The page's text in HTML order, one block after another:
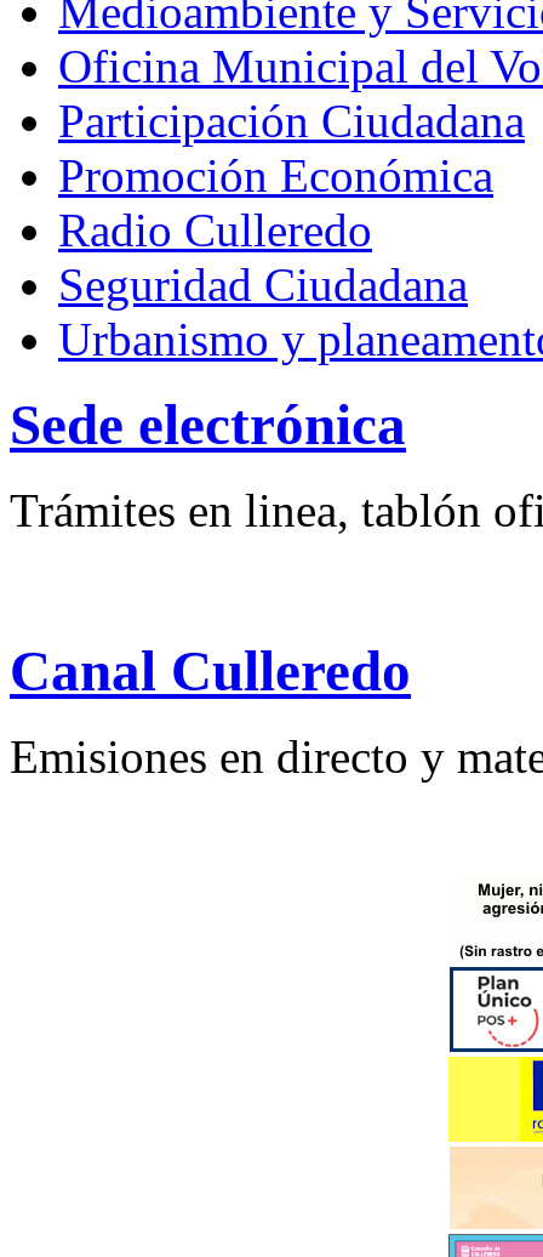
Medioambiente y
Oficina Municipal del
Participación Ciudadana
Promoción Económica
Radio Culleredo
Seguridad Ciudadana
Urbanismo y
Sede electrónica
Trámites en linea, tablón
Canal Culleredo
Emisiones en directo y